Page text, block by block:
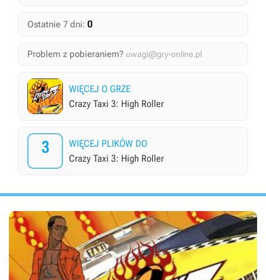
Ostatnie 7 dni: 0
Problem z pobieraniem? uwagi@gry-online.pl
WIĘCEJ O GRZE
Crazy Taxi 3: High Roller
3
WIĘCEJ PLIKÓW DO
Crazy Taxi 3: High Roller